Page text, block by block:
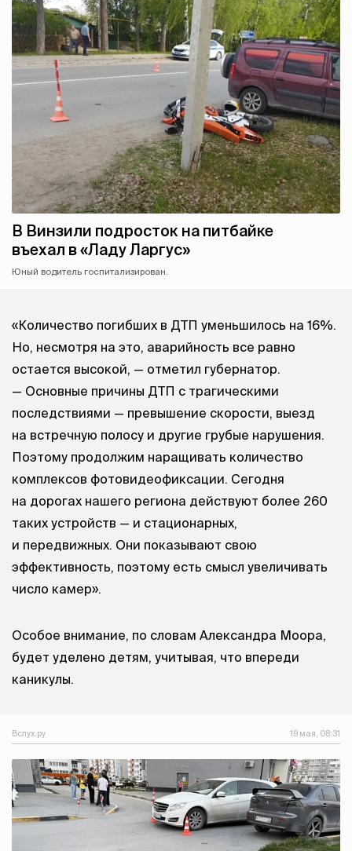
В Винзили подросток на питбайке
въехал в «Ладу Ларгус»
Юный водитель госпитализирован.
«Количество погибших в ДТП уменьшилось на 16%.
Но, несмотря на это, аварийность все равно
остается высокой, — отметил губернатор.
— Основные причины ДТП с трагическими
последствиями — превышение скорости, выезд
на встречную полосу и другие грубые нарушения.
Поэтому продолжим наращивать количество
комплексов фотовидеофиксации. Сегодня
на дорогах нашего региона действуют более 260
таких устройств — и стационарных,
и передвижных. Они показывают свою
эффективность, поэтому есть смысл увеличивать
число камер».
Особое внимание, по словам Александра Моора,
будет уделено детям, учитывая, что впереди
каникулы.
Вслух.ру 19 мая, 08:31